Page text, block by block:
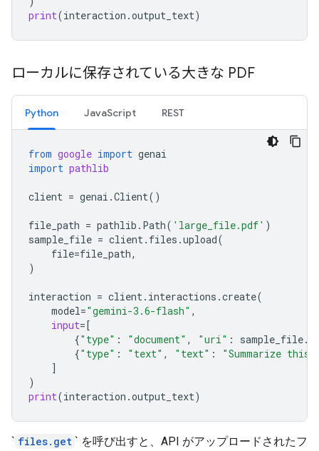
print(interaction .output_text)
ローカルに保存されている大きな PDF
Python JavaScript REST
from google import genai
import pathlib
client = genai .Client()
file_path = pathlib . Path( 'large_file.pdf' )
sample_file = client. files .upload(
file=file_path,
)
interaction = client. interactions .create(
model="gemini-3.6-flash" ,
input=[
{"type" : "document" , "uri" : sample_file.
{"type" : "text" , "text" :
"Summarize this
]
)
print(interaction .output_text)
` files.get ` を呼び出すと、API がアップロードされたフ